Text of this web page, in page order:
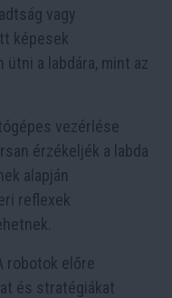
vagy
képesek
a labdára, mint az
vezérlése
érzékeljék a labda
alapján
reflexek
robotok előre
és stratégiákat